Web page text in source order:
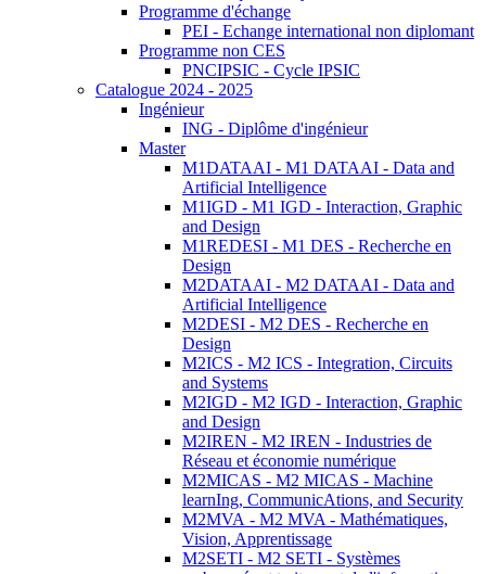
Programme d'échange
PEI - Echange international non diplomant
Programme non CES
PNCIPSIC - Cycle IPSIC
Catalogue 2024 - 2025
Ingénieur
ING - Diplôme d'ingénieur
Master
M1DATAAI - M1 DATAAI - Data and
Artificial Intelligence
M1IGD - M1 IGD - Interaction, Graphic
and Design
M1REDESI - M1 DES - Recherche en
Design
M2DATAAI - M2 DATAAI - Data and
Artificial Intelligence
M2DESI - M2 DES - Recherche en
Design
M2ICS - M2 ICS - Integration, Circuits
and Systems
M2IGD - M2 IGD - Interaction, Graphic
and Design
M2IREN - M2 IREN - Industries de
Réseau et économie numérique
M2MICAS - M2 MICAS - Machine
learnIng, CommunicAtions, and Security
M2MVA - M2 MVA - Mathématiques,
Vision, Apprentissage
M2SETI - M2 SETI - Systèmes